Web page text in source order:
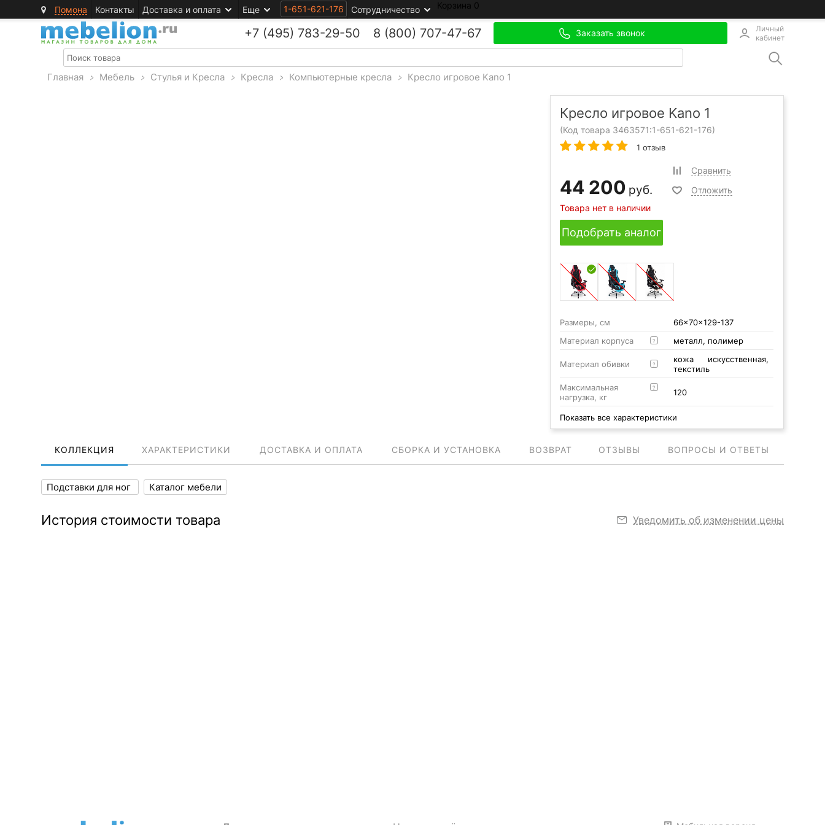
Помона Контакты Доставка и оплата Еще 1-651-621-176 Сотрудничество Корзина 0
+7 (495) 783-29-50 8 (800) 707-47-67 Заказать звонок
Личный
кабинет
Главная > Мебель > Стулья и Кресла > Кресла > Компьютерные кресла > Кресло игровое Kano 1
Кресло игровое Kano 1
(Код товара 3463571:1-651-621-176)
1 отзыв
44 200 руб.
Товара нет в наличии
Сравнить
Отложить
Подобрать аналог
Размеры, см
66x70x129-137
Материал корпуса
? металл, полимер
Материал обивки ?
кожа искусственная,
текстиль
Максимальная
нагрузка, кг
? 120
Показать все характеристики
КОЛЛЕКЦИЯ ХАРАКТЕРИСТИКИ ДОСТАВКА И ОПЛАТА СБОРКА И УСТАНОВКА ВОЗВРАТ ОТЗЫВЫ ВОПРОСЫ И ОТВЕТЫ
Подставки для ног Каталог мебели
История стоимости товара Уведомить об изменении цены